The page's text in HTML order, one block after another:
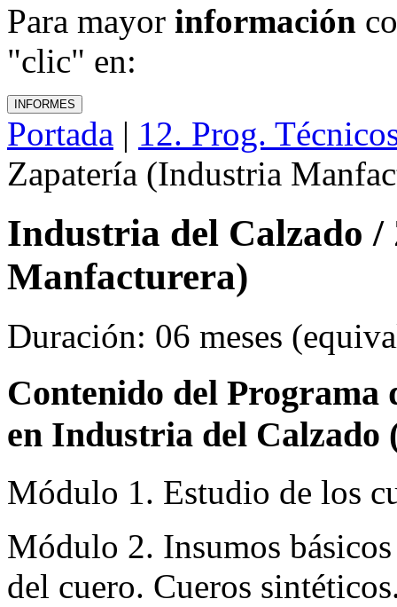
Para mayor información
"clic" en:
Portada | 12. Prog.
Zapatería (Industria
Industria del Calzado
Manfacturera)
Duración: 06 meses
Contenido del Programa
en Industria del
Módulo 1. Estudio de los
Módulo 2. Insumos
del cuero. Cueros